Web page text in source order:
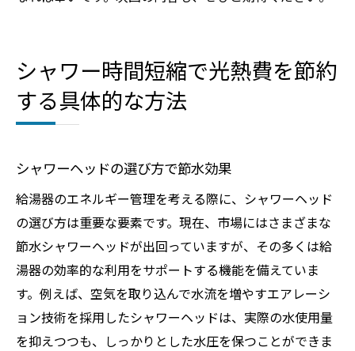
シャワー時間短縮で光熱費を節約
する具体的な方法
シャワーヘッドの選び方で節水効果
給湯器のエネルギー管理を考える際に、シャワーヘッド
の選び方は重要な要素です。現在、市場にはさまざまな
節水シャワーヘッドが出回っていますが、その多くは給
湯器の効率的な利用をサポートする機能を備えていま
す。例えば、空気を取り込んで水流を増やすエアレーシ
ョン技術を採用したシャワーヘッドは、実際の水使用量
を抑えつつも、しっかりとした水圧を保つことができま